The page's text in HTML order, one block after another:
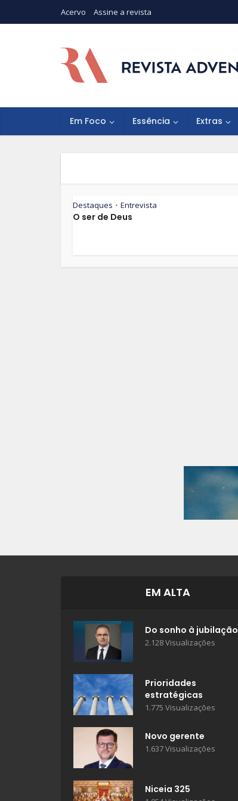
Acervo Assine a revista
Em Foco Essência Extras
Destaques • Entrevista
O ser de Deus
EM ALTA
Do sonho à jubilação
2.128 Visualizações
Prioridades
estratégicas
1.775 Visualizações
Novo gerente
1.637 Visualizações
Niceia 325